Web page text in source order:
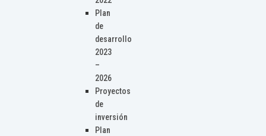
Plan
de
desarrollo
2023
–
2026
Proyectos
de
inversión
Plan